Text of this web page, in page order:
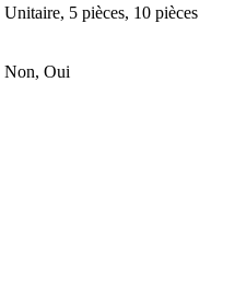
Unitaire, 5 pièces, 10 pièces
Non, Oui